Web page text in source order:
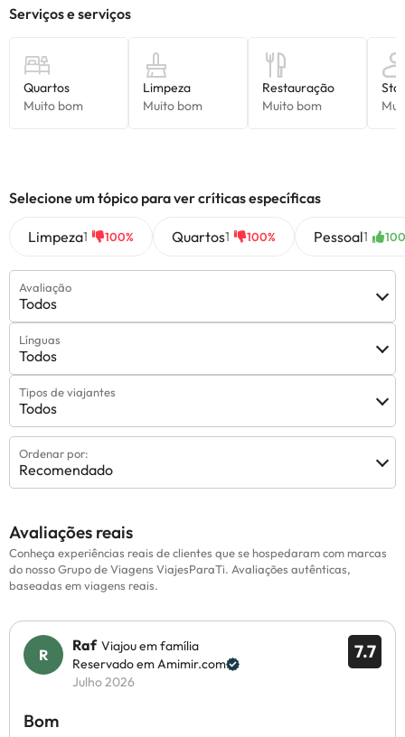
Selecione um tópico para ver críticas específicas
Limpeza1 100% Quartos1 100% Pessoal1
Avaliação
Todos
Línguas
Todos
Tipos de viajantes
Todos
Ordenar por:
Recomendado
Avaliações reais
Conheça experiências reais de clientes que se hospedaram com marcas
do nosso Grupo de Viagens ViajesParaTi. Avaliações autênticas,
baseadas em viagens reais.
7.7
Raf Viajou em família
Reservado em Amimir.com
Julho 2026
Bom